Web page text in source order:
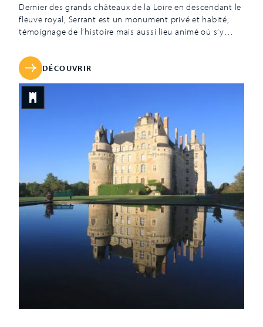
Dernier des grands châteaux de la Loire en descendant le
fleuve royal, Serrant est un monument privé et habité,
témoignage de l’histoire mais aussi lieu animé où s’y
présente un ensemble d’objets et de meubles
particulièrement précieux et varié, à commencer par sa
bibliothèque qui garde entre ses […]
DÉCOUVRIR